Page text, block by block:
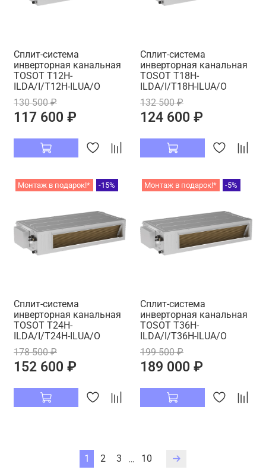
Сплит-система
инверторная канальная
TOSOT T12H-
ILDA/I/T12H-ILUA/O
130 500 ₽
117 600 ₽
Сплит-система
инверторная канальная
TOSOT T18H-
ILDA/I/T18H-ILUA/O
132 500 ₽
124 600 ₽
Монтаж в подарок!* -15%
Сплит-система
инверторная канальная
TOSOT T24H-
ILDA/I/T24H-ILUA/O
178 500 ₽
152 600 ₽
Монтаж в подарок!* -5%
Сплит-система
инверторная канальная
TOSOT T36H-
ILDA/I/T36H-ILUA/O
199 500 ₽
189 000 ₽
1 2 3 … 10